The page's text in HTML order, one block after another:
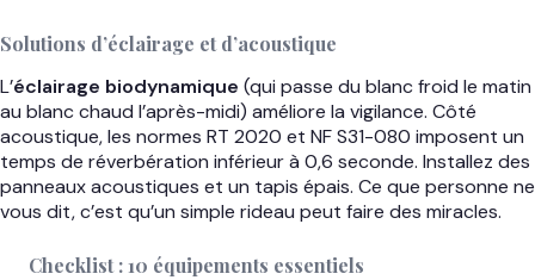
Solutions d’éclairage et d’acoustique
L’éclairage biodynamique (qui passe du blanc froid le matin
au blanc chaud l’après-midi) améliore la vigilance. Côté
acoustique, les normes RT 2020 et NF S31-080 imposent un
temps de réverbération inférieur à 0,6 seconde. Installez des
panneaux acoustiques et un tapis épais. Ce que personne ne
vous dit, c’est qu’un simple rideau peut faire des miracles.
Checklist : 10 équipements essentiels